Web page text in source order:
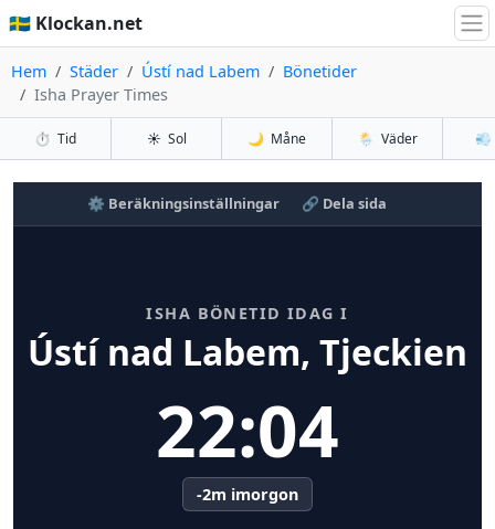
🇸🇪 Klockan.net
Hem Städer Ústí nad Labem
Bönetider
Isha Prayer Times
⏱️ Tid ☀️ Sol 🌙 Måne 🌦️ Väder 💨
⚙️ Beräkningsinställningar 🔗 Dela sida
ISHA BÖNETID IDAG I
Ústí nad Labem, Tjeckien
22:04
-2m imorgon